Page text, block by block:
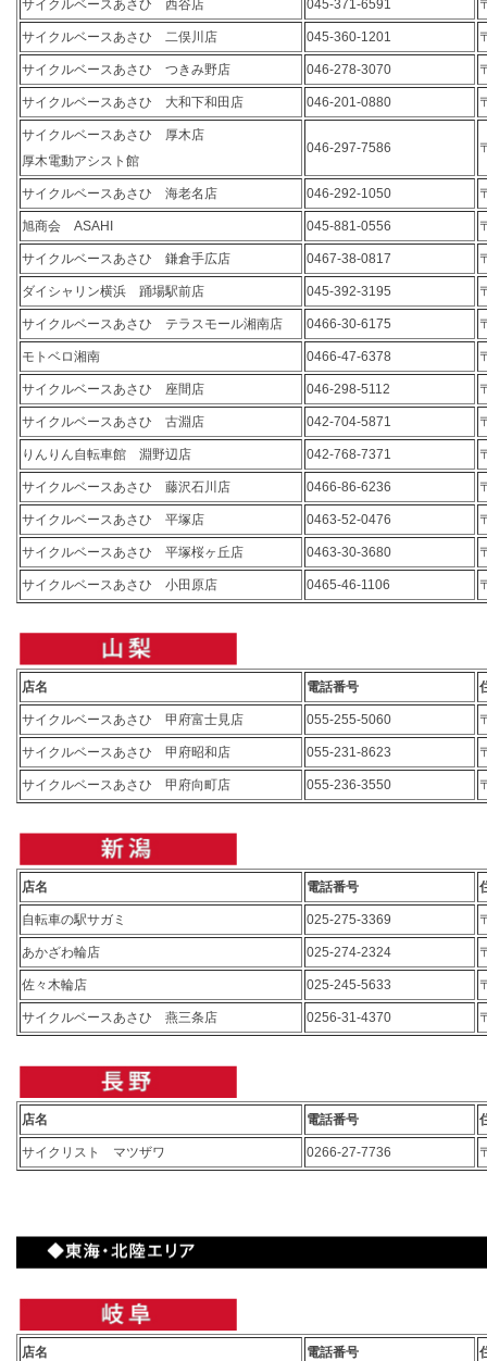
サイクルベースあさひ 西谷店 045-371-6591
サイクルベースあさひ 二俣川店 045-360-1201
サイクルベースあさひ つきみ野店 046-278-3070
サイクルベースあさひ 大和下和田店 046-201-0880
サイクルベースあさひ 厚木店
厚木電動アシスト館
046-297-7586
サイクルベースあさひ 海老名店 046-292-1050
旭商会 ASAHI 045-881-0556
サイクルベースあさひ 鎌倉手広店 0467-38-0817
ダイシャリン横浜 踊場駅前店 045-392-3195
サイクルベースあさひ テラスモール湘南店 0466-30-6175
モトベロ湘南 0466-47-6378
サイクルベースあさひ 座間店 046-298-5112
サイクルベースあさひ 古淵店 042-704-5871
りんりん自転車館 淵野辺店 042-768-7371
サイクルベースあさひ 藤沢石川店 0466-86-6236
サイクルベースあさひ 平塚店 0463-52-0476
サイクルベースあさひ 平塚桜ヶ丘店 0463-30-3680
サイクルベースあさひ 小田原店 0465-46-1106
店名 電話番号
サイクルベースあさひ 甲府富士見店 055-255-5060
サイクルベースあさひ 甲府昭和店 055-231-8623
サイクルベースあさひ 甲府向町店 055-236-3550
店名 電話番号
自転車の駅サガミ 025-275-3369
あかざわ輪店 025-274-2324
佐々木輪店 025-245-5633
サイクルベースあさひ 燕三条店 0256-31-4370
店名 電話番号
サイクリスト マツザワ 0266-27-7736
店名 電話番号